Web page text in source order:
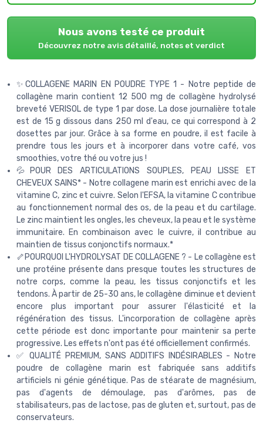
Nous avons testé ce produit
Découvrez notre avis détaillé, notes et verdict
✨COLLAGENE MARIN EN POUDRE TYPE 1 - Notre peptide de
collagène marin contient 12 500 mg de collagène hydrolysé
breveté VERISOL de type 1 par dose. La dose journalière totale
est de 15 g dissous dans 250 ml d'eau, ce qui correspond à 2
dosettes par jour. Grâce à sa forme en poudre, il est facile à
prendre tous les jours et à incorporer dans votre café, vos
smoothies, votre thé ou votre jus !
💦POUR DES ARTICULATIONS SOUPLES, PEAU LISSE ET
CHEVEUX SAINS* - Notre collagene marin est enrichi avec de la
vitamine C, zinc et cuivre. Selon l'EFSA, la vitamine C contribue
au fonctionnement normal des os, de la peau et du cartilage.
Le zinc maintient les ongles, les cheveux, la peau et le système
immunitaire. En combinaison avec le cuivre, il contribue au
maintien de tissus conjonctifs normaux.*
🦴POURQUOI L'HYDROLYSAT DE COLLAGENE ? - Le collagène est
une protéine présente dans presque toutes les structures de
notre corps, comme la peau, les tissus conjonctifs et les
tendons. À partir de 25-30 ans, le collagène diminue et devient
encore plus important pour assurer l'élasticité et la
régénération des tissus. L'incorporation de collagène après
cette période est donc importante pour maintenir sa perte
progressive. Les effets n'ont pas été officiellement confirmés.
✅ QUALITÉ PREMIUM, SANS ADDITIFS INDÉSIRABLES - Notre
poudre de collagène marin est fabriquée sans additifs
artificiels ni génie génétique. Pas de stéarate de magnésium,
pas d'agents de démoulage, pas d'arômes, pas de
stabilisateurs, pas de lactose, pas de gluten et, surtout, pas de
conservateurs.